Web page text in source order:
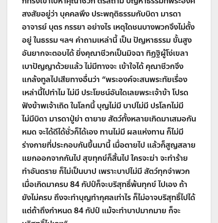
สงสัยอยู่ว่า บุคคลพึง ประพฤติธรรมกับบิดา มารดา
อาจารย์ บุตร ภรรยา อย่างไร เหตุใดชนบางพวกจึงไม่ตั้ง
อยู่ ในธรรม ฯลฯ คำถามเหล่านี้ เป็น ปัญหาธรรม ขั้นสูง
อันยากจะตอบได้ ยิ่งคุณาชีวกเป็นมิจฉา ทิฏฐิผู้โง่เขลา
เบาปัญญาด้วยแล้ว ไม่มีทางจะ เข้าใจได้ คุณาชีวกจึง
แกล้งทูลไปเสียทางอื่นว่า “พระองค์จะสนพระทัยเรื่อง
เหล่านี้ไปทำไม ไม่มี ประโยชน์อันใดเลยพระเจ้าข้า โปรด
ฟังข้าพเจ้าเถิด ในโลกนี้ บุญไม่มี บาปไม่มี ปรโลกไม่มี
ไม่มีบิดา มารดาปู่ย่า ตายาย สัตว์ทั้งหลายเกิดมาเสมอกัน
หมด จะได้ดีได้ชั่วก็ได้เอง ทานไม่มี ผลแห่งทาน ก็ไม่มี
ร่างกายที่ประกอบกันขึ้นมานี้ เมื่อตายไป แล้วก็สูญสลาย
แยกออกจากกันไป สุขทุกข์ก็สิ้นไป ใครจะฆ่า จะทำร้าย
ทำอันตราย ก็ไม่เป็นบาป เพราะบาปไม่มี สัตว์ทุกจำพวก
เมื่อเกิดมาครบ84กัปป์ก็จะบริสุทธิ์พ้นทุกข์ ไปเอง ถ้า
ยังไม่ครบ ถึงจะทำบุญทำกุศลเท่าไร ก็ไม่อาจบริสุทธิ์ไปได้
แต่ถ้าถึงกำหนด84กัปป์ แม้จะทำบาปมากมาย ก็จะ